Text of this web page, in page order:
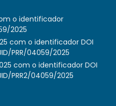
o identificador
2025
com o identificador DOI
PRR/04059/2025
com o identificador DOI
PRR2/04059/2025